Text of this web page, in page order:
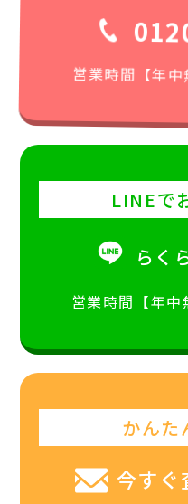
営業時間【年
LINEで
らく
営業時間【年中
かんた
今すぐ